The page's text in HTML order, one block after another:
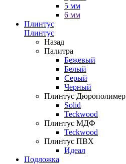
5 мм
6 мм
Плинтус
Плинтус
Назад
Палитра
Бежевый
Белый
Серый
Черный
Плинтус Дюрополимер
Solid
Teckwood
Плинтус МДФ
Teckwood
Плинтус ПВХ
Идеал
Подложка